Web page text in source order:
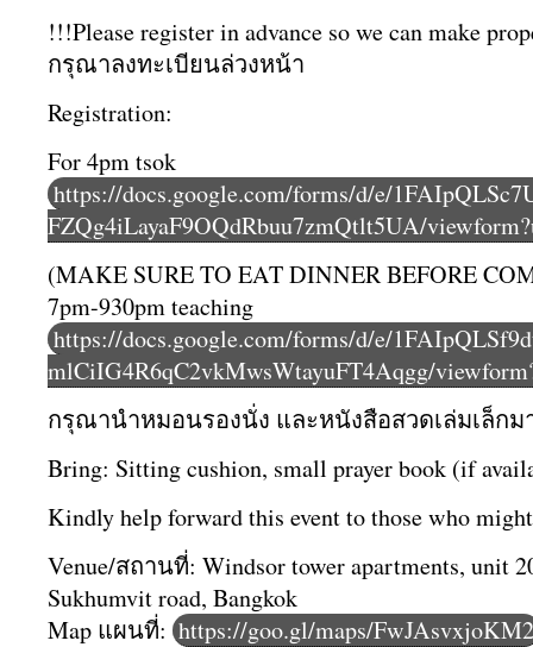
!!!Please register in advance so we can make
กรุณาลงทะเบียนล่วงหน้า
Registration:
For 4pm tsok
https://docs.google.com/forms/d/e/
FZQg4iLayaF9OQdRbuu7zmQtlt5UA/
(MAKE SURE TO EAT DINNER BEFORE
7pm-930pm teaching
https://docs.google.com/forms/d/e/
mlCiIG4R6qC2vkMwsWtayuFT4Aqgg/
กรุณานำหมอนรองนั่ง และหนังสือสวดเล่มเล็กม
Bring: Sitting cushion, small prayer book (if
Kindly help forward this event to those who
Venue/สถานที่: Windsor tower apartments, unit
Sukhumvit road, Bangkok
Map แผนที่: https://goo.gl/maps/FwJAsvxjoKM2